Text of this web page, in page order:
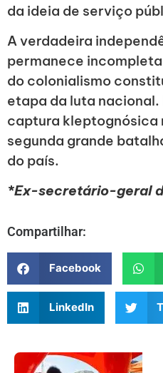
da ideia de serviço
A verdadeira
permanece
do colonialismo
etapa da luta
captura kleptognósica
segunda grande
do país.
*Ex-secretário-geral
Compartilhar:
Facebook
LinkedIn